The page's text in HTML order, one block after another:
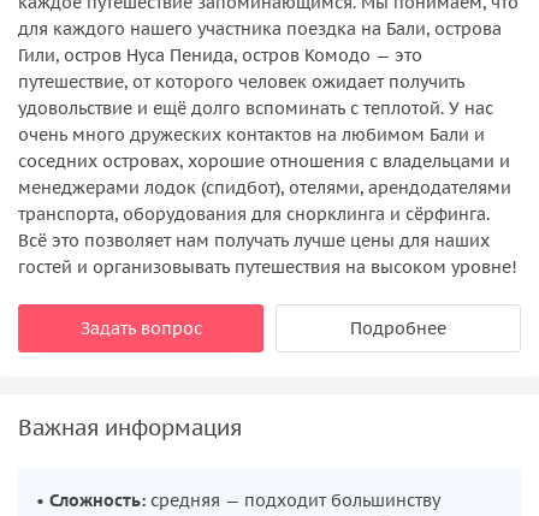
для каждого нашего участника поездка на Бали, острова
Гили, остров Нуса Пенида, остров Комодо — это
путешествие, от которого человек ожидает получить
удовольствие и ещё долго вспоминать с теплотой. У нас
очень много дружеских контактов на любимом Бали и
соседних островах, хорошие отношения с владельцами и
менеджерами лодок (спидбот), отелями, арендодателями
транспорта, оборудования для снорклинга и сёрфинга.
Всё это позволяет нам получать лучше цены для наших
гостей и организовывать путешествия на высоком уровне!
Задать вопрос Подробнее
Важная информация
• Сложность: средняя — подходит большинству